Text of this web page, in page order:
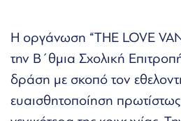
Η οργάνωση “THE LOVE
την Β΄θμια Σχολική
δράση με σκοπό τον
ευαισθητοποίηση